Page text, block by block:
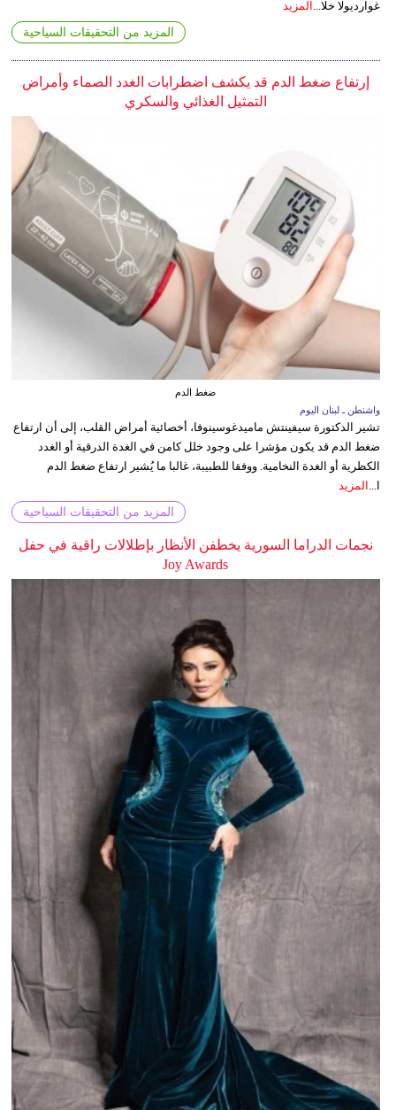
غوارديولا خلا... المزيد
المزيد من التحقيقات السياحية
إرتفاع ضغط الدم قد يكشف اضطرابات الغدد الصماء وأمراض
التمثيل الغذائي والسكري
ضغط الدم
واشنطن ـ لبنان اليوم
تشير الدكتورة سيفينتش ماميدغوسينوفا، أخصائية أمراض القلب، إلى أن ارتفاع
ضغط الدم قد يكون مؤشرا على وجود خلل كامن في الغدة الدرقية أو الغدد
الكظرية أو الغدة النخامية. ووفقا للطبيبة، غالبا ما يُشير ارتفاع ضغط الدم
ا... المزيد
المزيد من التحقيقات السياحية
نجمات الدراما السورية يخطفن الأنظار بإطلالات راقية في حفل
Joy Awards